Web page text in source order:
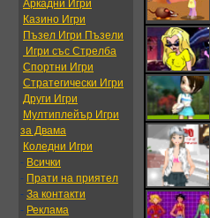
Аркадни Игри
Казино Игри
Пъзел Игри Пъзели
Игри със Стрелба
Спортни Игри
Стратегически Игри
Други Игри
Мултиплейър Игри
за Двама
Коледни Игри
- Всички
- Прати на приятел
- За контакти
- Реклама